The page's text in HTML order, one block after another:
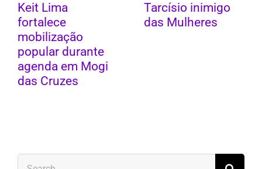
Keit Lima
fortalece
mobilização
popular durante
agenda em Mogi
das Cruzes
Tarcísio inimigo
das Mulheres